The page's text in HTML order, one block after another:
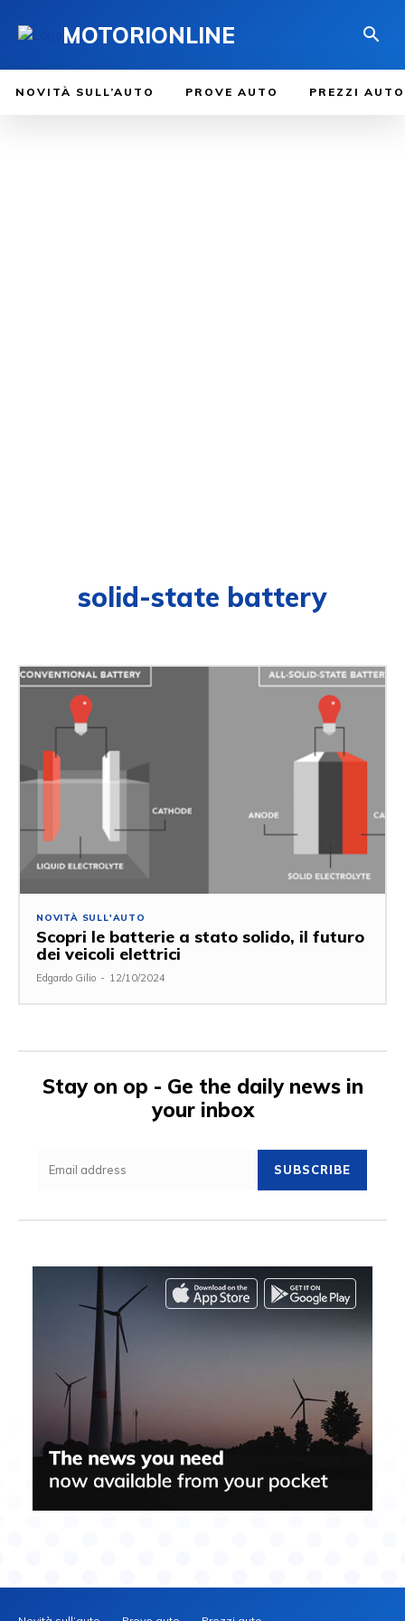
MOTORIONLINE
NOVITÀ SULL’AUTO PROVE AUTO PREZZI AUTO
solid-state battery
NOVITÀ SULL'AUTO
Scopri le batterie a stato solido, il futuro
dei veicoli elettrici
Edgardo Gilio - 12/10/2024
Stay on op - Ge the daily news in
your inbox
SUBSCRIBE